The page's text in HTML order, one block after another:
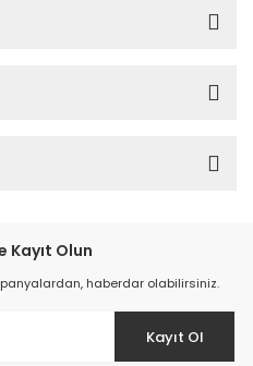
Kayıt Olun
haberdar olabilirsiniz.
Kayıt Ol